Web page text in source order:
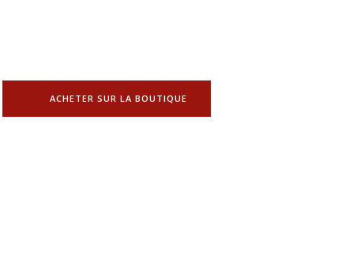
ACHETER SUR LA BOUTIQUE